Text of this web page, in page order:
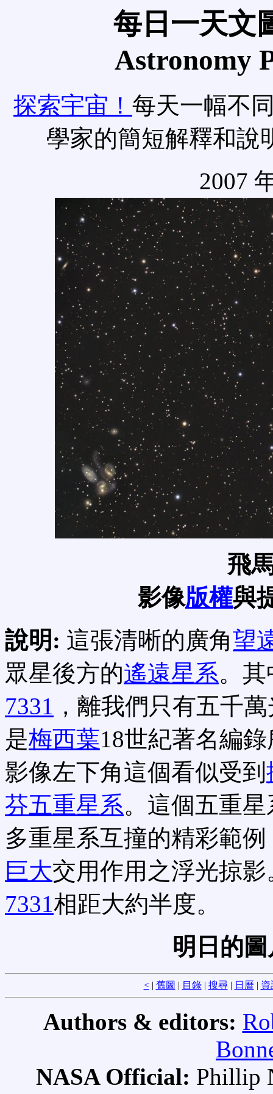
每日一天文
Astronomy
探索宇宙！ 每天一幅不
學家的簡短解釋和說
2007
飛
影像版權與
說明: 這張清晰的廣角望
眾星後方的遙遠星系。
7331 ，離我們只有五千
是梅西葉18世紀著名編
影像左下角這個看似受到
芬五重星系。這個五重
多重星系互撞的精彩範
巨大交用作用之浮光掠
7331相距大約半度。
明日的
<| 舊圖 | 目錄| 搜尋| 日曆 | 資
Authors & editors:
NASA Official: Phillip